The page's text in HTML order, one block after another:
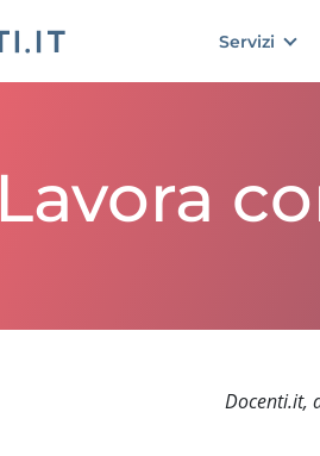
Servizi
Lavora
Docenti.it,